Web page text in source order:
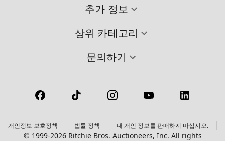
추가 정보
상위 카테고리
문의하기
개인정보 보호정책 법률 정책 내 개인 정보를 판매하지 마십시오.
© 1999-2026 Ritchie Bros. Auctioneers, Inc. All rights